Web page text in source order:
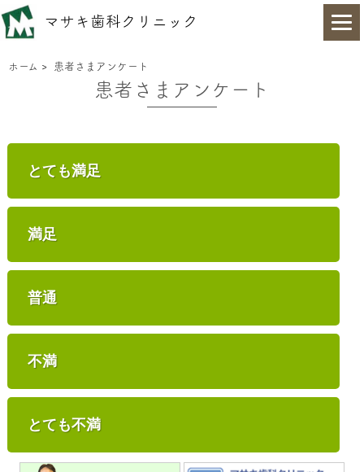
マサキ歯科クリニック
ホーム > 患者さまアンケート
患者さまアンケート
とても満足
満足
普通
不満
とても不満